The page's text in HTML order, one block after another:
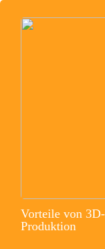
Vorteile von
Produktion